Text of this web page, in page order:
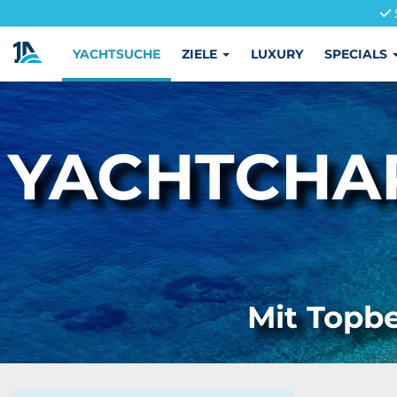
YACHTSUCHE ZIELE LUXURY SPECIALS
Mit